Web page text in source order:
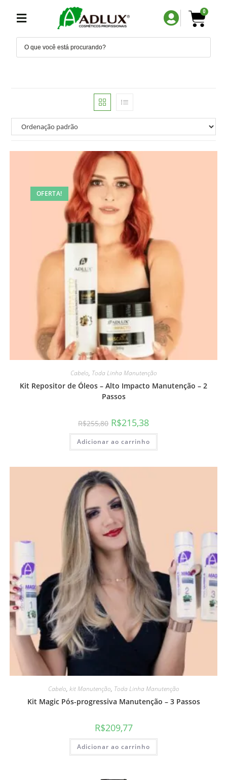
0
OFERTA!
Cabelo, Toda Linha Manutenção
Kit Repositor de Óleos – Alto Impacto Manutenção – 2
Passos
R$255,80 R$215,38
Adicionar ao carrinho
Cabelo, kit Manutenção, Toda Linha Manutenção
Kit Magic Pós-progressiva Manutenção – 3 Passos
R$209,77
Adicionar ao carrinho